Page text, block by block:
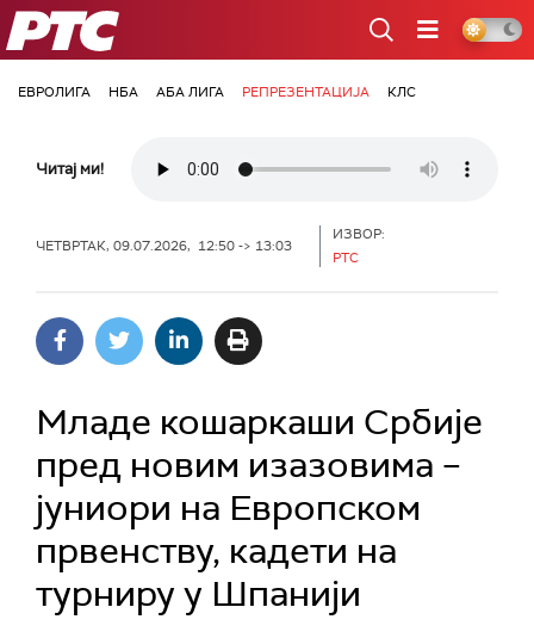
РТС
ЕВРОЛИГА НБА АБА ЛИГА РЕПРЕЗЕНТАЦИЈА КЛС
Читај ми!
ЧЕТВРТАК, 09.07.2026, 12:50 -> 13:03
ИЗВОР:
РТС
Младе кошаркаши Србије
пред новим изазовима –
јуниори на Европском
првенству, кадети на
турниру у Шпанији